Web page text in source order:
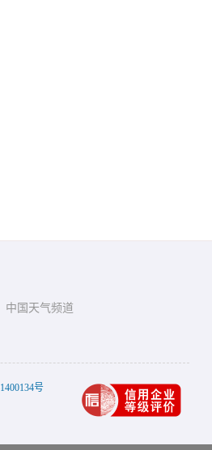
中国天气频道
号